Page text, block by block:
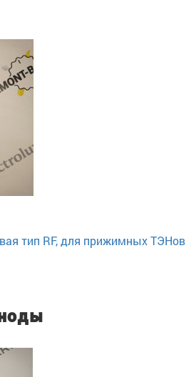
тип RF, для прижимных ТЭНов